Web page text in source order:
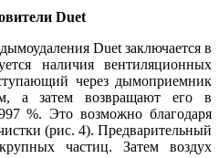
Duet
Duet заключается в
наличия вентиляционных
через дымоприемник
а затем возвращают его в
%. Это возможно благодаря
(рис. 4). Предварительный
частиц. Затем воздух